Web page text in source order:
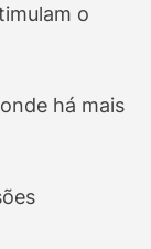
o
há mais